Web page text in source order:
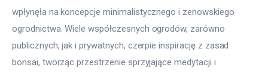
wpłynęła na koncepcje minimalistycznego i zenowskiego
ogrodnictwa. Wiele współczesnych ogrodów, zarówno
publicznych, jak i prywatnych, czerpie inspirację z zasad
bonsai, tworząc przestrzenie sprzyjające medytacji i